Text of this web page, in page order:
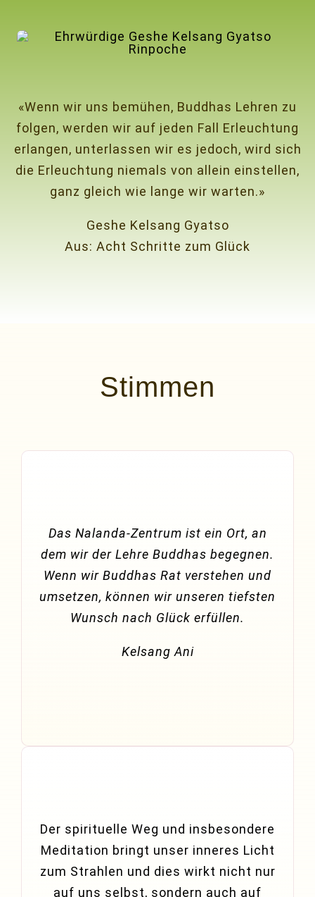
«Wenn wir uns bemühen, Buddhas Lehren zu
folgen, werden wir auf jeden Fall Erleuchtung
erlangen, unterlassen wir es jedoch, wird sich
die Erleuchtung niemals von allein einstellen,
ganz gleich wie lange wir warten.»
Geshe Kelsang Gyatso
Aus: Acht Schritte zum Glück
Stimmen
Das Nalanda-Zentrum ist ein Ort, an
dem wir der Lehre Buddhas begegnen.
Wenn wir Buddhas Rat verstehen und
umsetzen, können wir unseren tiefsten
Wunsch nach Glück erfüllen.
Kelsang Ani
Der spirituelle Weg und insbesondere
Meditation bringt unser inneres Licht
zum Strahlen und dies wirkt nicht nur
auf uns selbst, sondern auch auf